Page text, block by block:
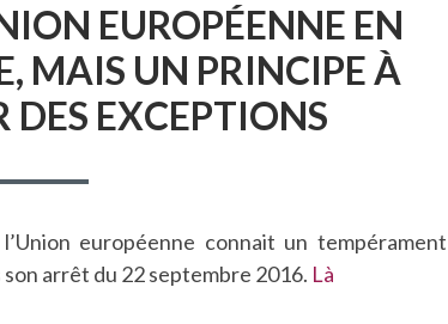
EUROPÉENNE EN
MAIS UN PRINCIPE À
DES EXCEPTIONS
européenne connait un tempérament
arrêt du 22 septembre 2016. Là